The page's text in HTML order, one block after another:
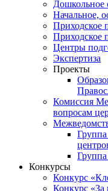
Дошкольное
Начальное,
Приходское
Приходское
Центры
Экспертиза
Проекты
Комиссия
вопросам
Конкурсы
Конкурс
Конкурс «За